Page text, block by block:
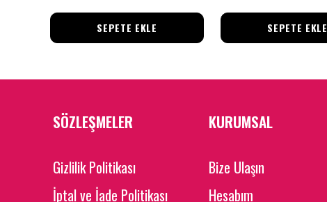
SEPETE EKLE SEPETE EKLE
SÖZLEŞMELER
Gizlilik Politikası
İptal ve İade Politikası
KURUMSAL
Bize Ulaşın
Hesabım